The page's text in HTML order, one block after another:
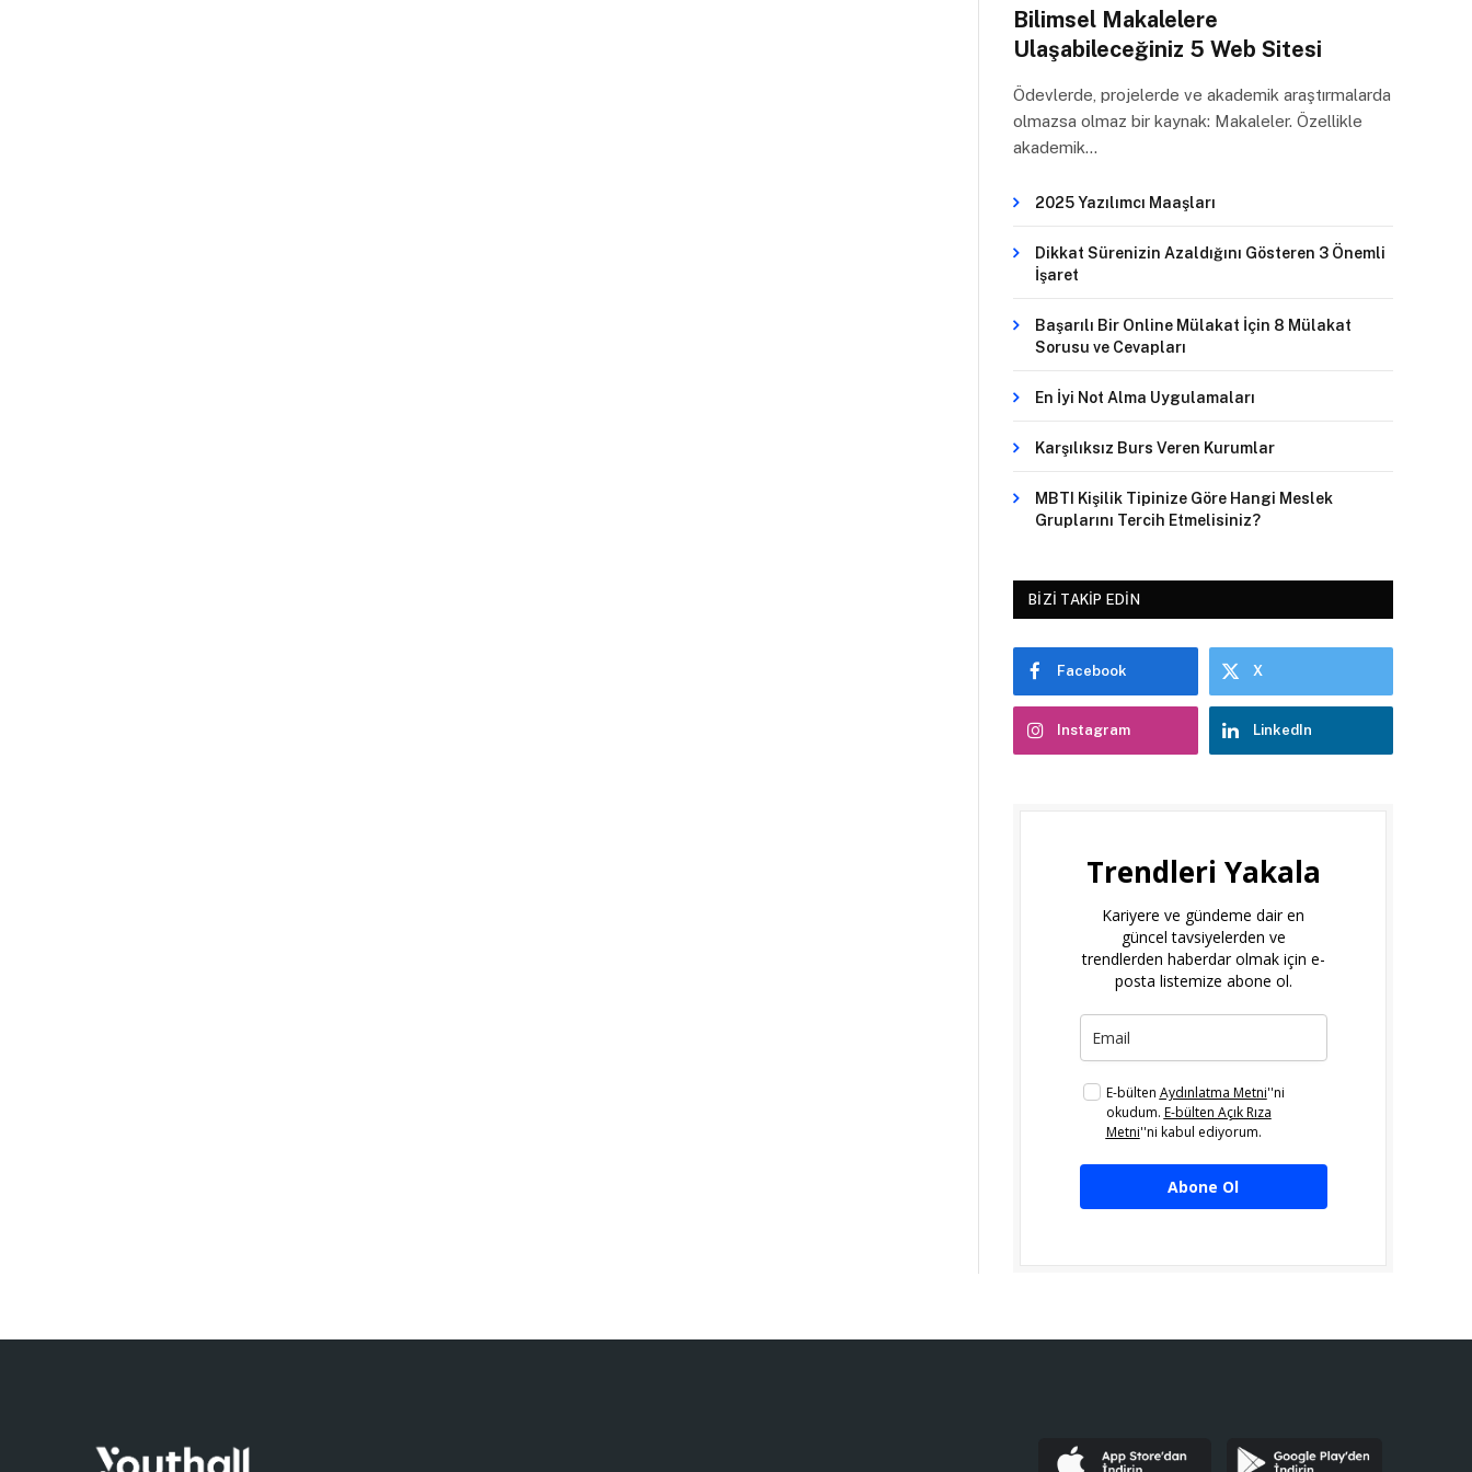
Bilimsel Makalelere
Ulaşabileceğiniz 5 Web Sitesi
Ödevlerde, projelerde ve akademik araştırmalarda
olmazsa olmaz bir kaynak: Makaleler. Özellikle
akademik…
2025 Yazılımcı Maaşları
Dikkat Sürenizin Azaldığını Gösteren 3 Önemli
İşaret
Başarılı Bir Online Mülakat İçin 8 Mülakat
Sorusu ve Cevapları
En İyi Not Alma Uygulamaları
Karşılıksız Burs Veren Kurumlar
MBTI Kişilik Tipinize Göre Hangi Meslek
Gruplarını Tercih Etmelisiniz?
BIZI TAKIP EDIN
Facebook X
Instagram LinkedIn
Trendleri Yakala
Kariyere ve gündeme dair en
güncel tavsiyelerden ve
trendlerden haberdar olmak için e-
posta listemize abone ol.
E-bülten Aydınlatma Metni''ni
okudum. E-bülten Açık Rıza
Metni''ni kabul ediyorum.
Abone Ol